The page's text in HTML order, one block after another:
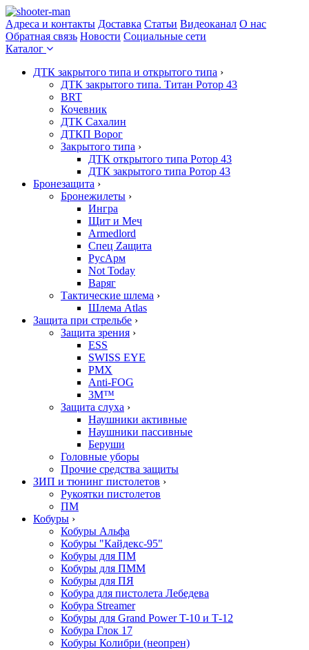
Адреса и контакты Доставка Статьи Видеоканал О нас
Обратная связь Новости Социальные сети
Каталог
ДТК закрытого типа и открытого типа ›
ДТК закрытого типа. Титан Ротор 43
BRT
Кочевник
ДТК Сахалин
ДТКП Ворог
Закрытого типа ›
ДТК открытого типа Ротор 43
ДТК закрытого типа Ротор 43
Бронезащита ›
Бронежилеты ›
Ингра
Щит и Меч
Armedlord
Спец Zащита
РусАрм
Not Today
Варяг
Тактические шлема ›
Шлема Atlas
Защита при стрельбе ›
Защита зрения ›
ESS
SWISS EYE
PMX
Anti-FOG
3M™
Защита слуха ›
Наушники активные
Наушники пассивные
Беруши
Головные уборы
Прочие средства защиты
ЗИП и тюнинг пистолетов ›
Рукоятки пистолетов
ПМ
Кобуры ›
Кобуры Альфа
Кобуры "Кайдекс-95"
Кобуры для ПМ
Кобуры для ПММ
Кобуры для ПЯ
Кобура для пистолета Лебедева
Кобура Streamer
Кобуры для Grand Power T-10 и Т-12
Кобура Глок 17
Кобуры Колибри (неопрен)